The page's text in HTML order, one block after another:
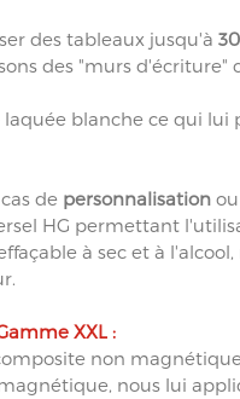
des tableaux jusqu'à
des "murs d'écriture"
laquée blanche ce qui
de personnalisation
HG permettant
à sec et à l'alcool,
XXL :
non
nous lui